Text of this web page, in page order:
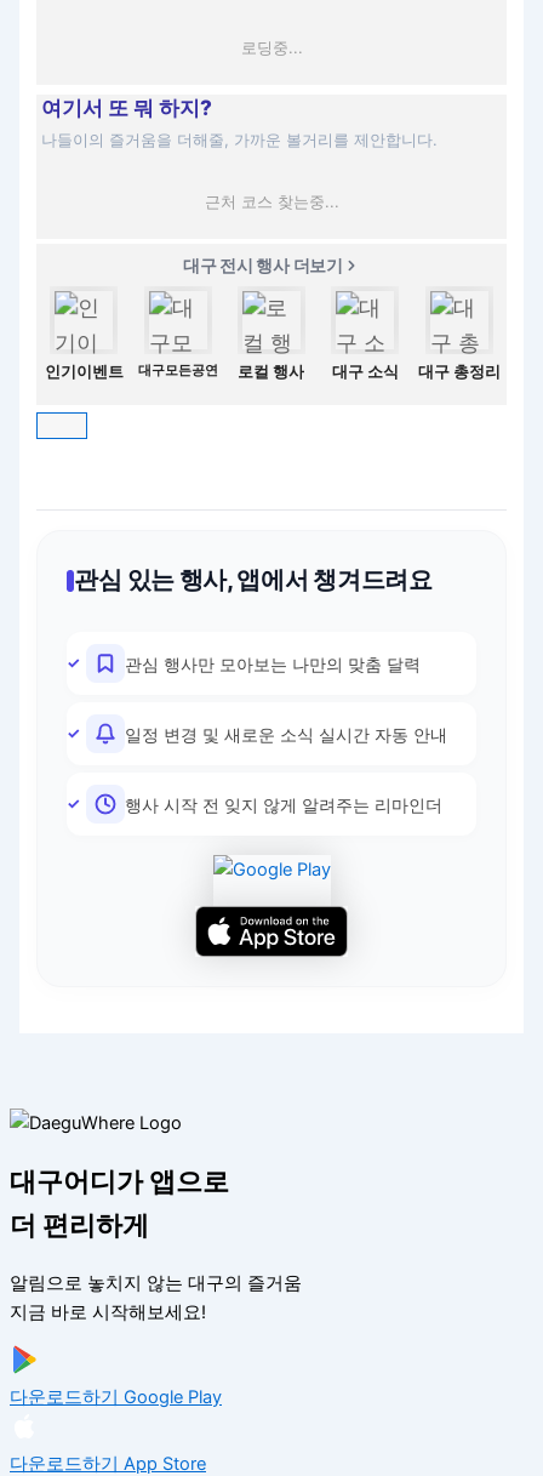
로딩중...
여기서 또 뭐 하지?
나들이의 즐거움을 더해줄, 가까운 볼거리를 제안합니다.
근처 코스 찾는중...
대구 전시 행사 더보기
인기이벤트 대구모든공연 로컬 행사 대구 소식 대구 총정리
관심 있는 행사, 앱에서 챙겨드려요
관심 행사만 모아보는 나만의 맞춤 달력
일정 변경 및 새로운 소식 실시간 자동 안내
행사 시작 전 잊지 않게 알려주는 리마인더
대구어디가 앱으로
더 편리하게
알림으로 놓치지 않는 대구의 즐거움
지금 바로 시작해보세요!
다운로드하기 Google Play
다운로드하기 App Store